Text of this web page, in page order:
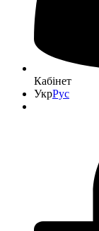
Кабінет
УкрРус